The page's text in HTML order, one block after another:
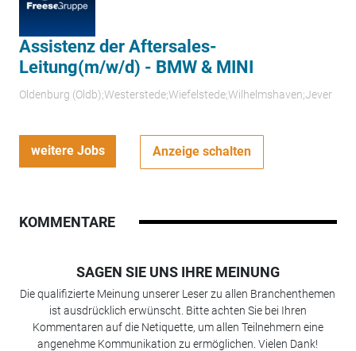
Assistenz der Aftersales-
Leitung(m/w/d) - BMW & MINI
Oldenburg (Oldb);Westerstede;Wiefelstede;Wilhelmshaven;Jever
weitere Jobs Anzeige schalten
KOMMENTARE
SAGEN SIE UNS IHRE MEINUNG
Die qualifizierte Meinung unserer Leser zu allen Branchenthemen
ist ausdrücklich erwünscht. Bitte achten Sie bei Ihren
Kommentaren auf die Netiquette, um allen Teilnehmern eine
angenehme Kommunikation zu ermöglichen. Vielen Dank!